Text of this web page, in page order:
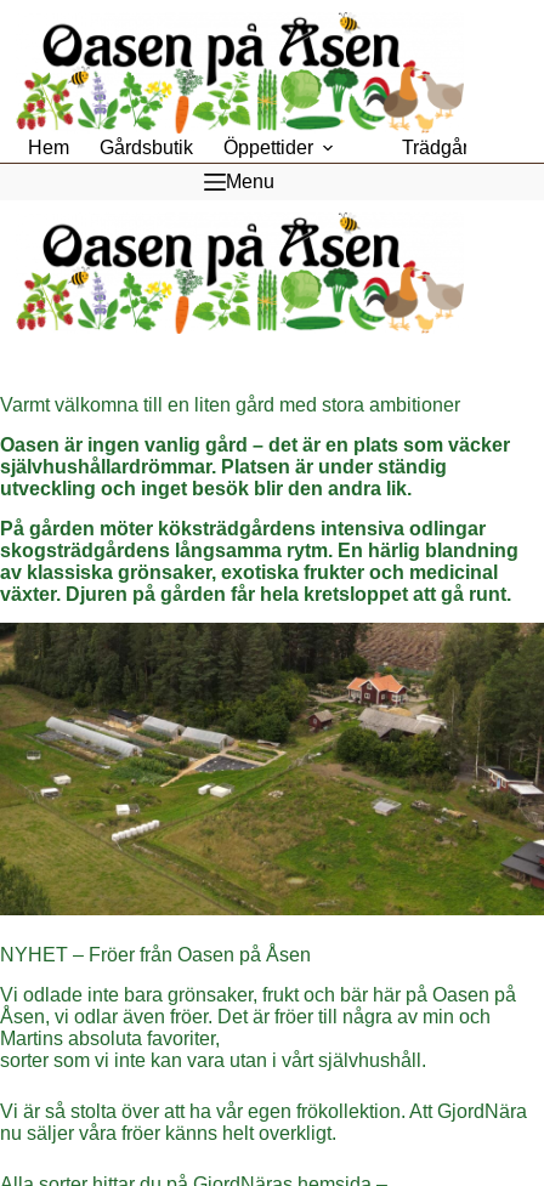
innehåll
Hem Gårdsbutik Öppettider Trädgårdsfik
Menu
Varmt välkomna till en liten gård med stora ambitioner
Oasen är ingen vanlig gård – det är en plats som väcker
självhushållardrömmar. Platsen är under ständig
utveckling och inget besök blir den andra lik.
På gården möter köksträdgårdens intensiva odlingar
skogsträdgårdens långsamma rytm. En härlig blandning
av klassiska grönsaker, exotiska frukter och medicinal
växter. Djuren på gården får hela kretsloppet att gå runt.
NYHET – Fröer från Oasen på Åsen
Vi odlade inte bara grönsaker, frukt och bär här på Oasen på
Åsen, vi odlar även fröer. Det är fröer till några av min och
Martins absoluta favoriter,
sorter som vi inte kan vara utan i vårt självhushåll.
Vi är så stolta över att ha vår egen frökollektion. Att GjordNära
nu säljer våra fröer känns helt overkligt.